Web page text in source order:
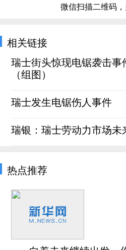
微信扫描二维码
相关链接
瑞士街头惊现电锯袭击
（组图）
瑞士发生电锯伤人事件
瑞银：瑞士劳动力市场未
热点推荐